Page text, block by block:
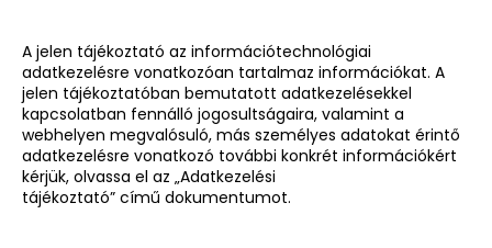
A jelen tájékoztató az információtechnológiai
adatkezelésre vonatkozóan tartalmaz információkat. A
jelen tájékoztatóban bemutatott adatkezelésekkel
kapcsolatban fennálló jogosultságaira, valamint a
webhelyen megvalósuló, más személyes adatokat érintő
adatkezelésre vonatkozó további konkrét információkért
kérjük, olvassa el az „Adatkezelési
tájékoztató” című dokumentumot.